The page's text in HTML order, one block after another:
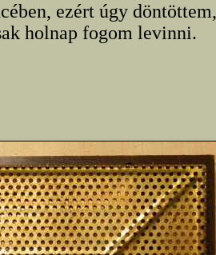
ezért úgy döntöttem,
holnap fogom levinni.